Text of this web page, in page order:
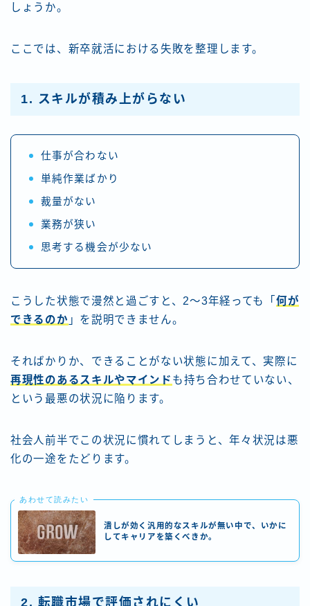
しょうか。
ここでは、新卒就活における失敗を整理します。
1. スキルが積み上がらない
仕事が合わない
単純作業ばかり
裁量がない
業務が狭い
思考する機会が少ない
こうした状態で漫然と過ごすと、2〜3年経っても「 何が
できるのか 」を説明できません。
そればかりか、できることがない状態に加えて、実際に
再現性のあるスキルやマインド も持ち合わせていない、
という最悪の状況に陥ります。
社会人前半でこの状況に慣れてしまうと、年々状況は悪
化の一途をたどります。
あわせて読みたい
潰しが効く汎用的なスキルが無い中で、いかに
してキャリアを築くべきか。
2. 転職市場で評価されにくい